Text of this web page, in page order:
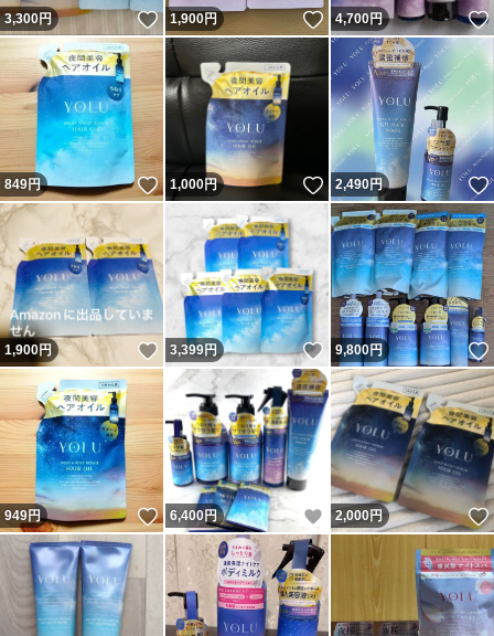
3,300円 いいね！
1,900円 いいね！
4,700円
849円 いいね！
1,000円 いいね！
2,490円
1,900円 いいね！
3,399円 いいね！
9,800円
949円 いいね！
6,400円 いいね！
2,000円